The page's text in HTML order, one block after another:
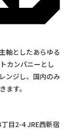
軸としたあらゆる
カンパニーとし
ンジし、国内のみ
ます。
目2-4 JRE西新宿